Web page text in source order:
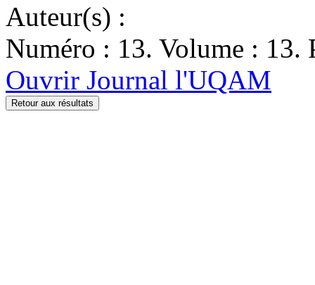
Auteur(s) :
Numéro : 13. Volume : 13.
Ouvrir Journal l'UQAM
Retour aux résultats